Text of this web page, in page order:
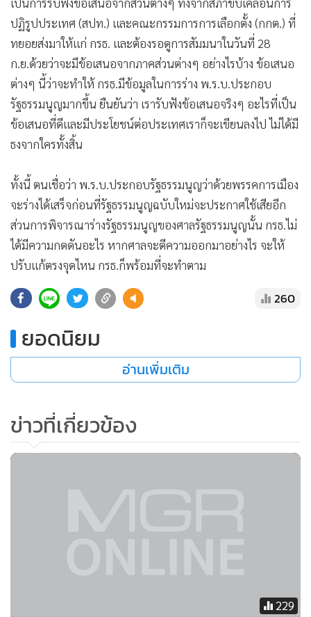
SMEs
• หุ้น
• อินโดจีน
• กองทุนรวม
• Celeb Online
• Factcheck
• ญี่ปุ่น
• Gotomanager
ปฏิรูปประเทศ (สปท.) และคณะกรรมการการเลือกตั้ง (กกต.) ที่
ทยอยส่งมาให้แก่ กรธ. และต้องรอดูการสัมมนาในวันที่ 28
ก.ย.ด้วยว่าจะมีข้อเสนอจากภาคส่วนต่างๆ อย่างไรบ้าง ข้อเสนอ
ต่างๆ นี้ว่าจะทำให้ กรธ.มีข้อมูลในการร่าง พ.ร.บ.ประกอบ
รัฐธรรมนูญมากขึ้น ยืนยันว่า เรารับฟังข้อเสนอจริงๆ อะไรที่เป็น
ข้อเสนอที่ดีและมีประโยชน์ต่อประเทศเราก็จะเขียนลงไป ไม่ได้มี
ธงจากใครทั้งสิ้น
ทั้งนี้ ตนเชื่อว่า พ.ร.บ.ประกอบรัฐธรรมนูญว่าด้วยพรรคการเมือง
จะร่างได้เสร็จก่อนที่รัฐธรรมนูญฉบับใหม่จะประกาศใช้เสียอีก
ส่วนการพิจารณาร่างรัฐธรรมนูญของศาลรัฐธรรมนูญนั้น กรธ.ไม่
ได้มีความกดดันอะไร หากศาลจะตีความออกมาอย่างไร จะให้
ปรับแก้ตรงจุดไหน กรธ.ก็พร้อมที่จะทำตาม
260
ยอดนิยม
อ่านเพิ่มเติม
ข่าวที่เกี่ยวข้อง
229